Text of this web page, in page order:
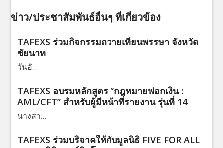
ข่าว/ประชาสัมพันธ์อื่นๆ ที่เกี่ยวข้อง
TAFEXS ร่วมกิจกรรมถวายเทียนพรรษา จังหวัด
ชัยนาท
วันอั…
TAFEXS อบรมหลักสูตร “กฎหมายฟอกเงิน :
AML/CFT” สำหรับผู้มีหน้าที่รายงาน รุ่นที่ 14
นางสา…
TAFEXS ร่วมบริจาคให้กับมูลนิธิ FIVE FOR ALL